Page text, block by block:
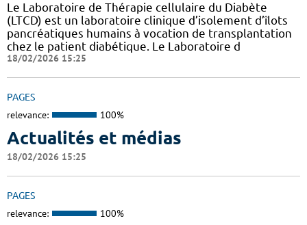
Le Laboratoire de Thérapie cellulaire du Diabète
(LTCD) est un laboratoire clinique d’isolement d’îlots
pancréatiques humains à vocation de transplantation
chez le patient diabétique. Le Laboratoire d
18/02/2026 15:25
PAGES
relevance: 100%
Actualités et médias
18/02/2026 15:25
PAGES
relevance: 100%